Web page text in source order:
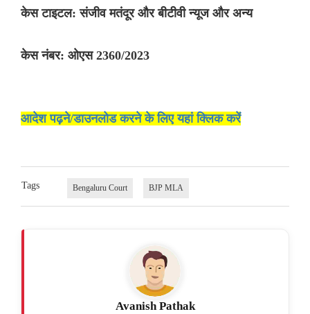
केस टाइटल: संजीव मतंदूर और बीटीवी न्यूज और अन्य
केस नंबर: ओएस 2360/2023
आदेश पढ़ने/डाउनलोड करने के लिए यहां क्लिक करें
Tags Bengaluru Court BJP MLA
Avanish Pathak